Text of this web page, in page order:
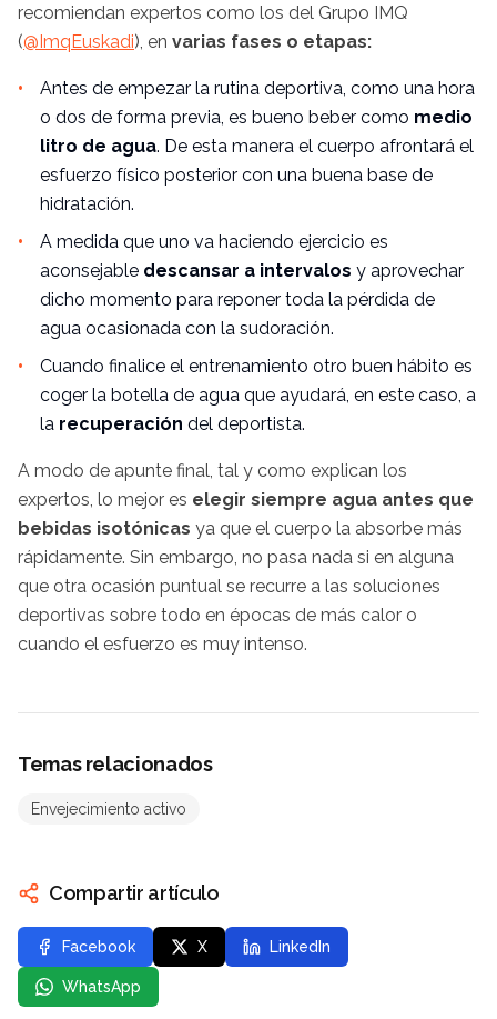
recomiendan expertos como los del Grupo IMQ
(@ImqEuskadi), en varias fases o etapas:
Antes de empezar la rutina deportiva, como una hora
o dos de forma previa, es bueno beber como medio
litro de agua. De esta manera el cuerpo afrontará el
esfuerzo físico posterior con una buena base de
hidratación.
A medida que uno va haciendo ejercicio es
aconsejable descansar a intervalos y aprovechar
dicho momento para reponer toda la pérdida de
agua ocasionada con la sudoración.
Cuando finalice el entrenamiento otro buen hábito es
coger la botella de agua que ayudará, en este caso, a
la recuperación del deportista.
A modo de apunte final, tal y como explican los
expertos, lo mejor es elegir siempre agua antes que
bebidas isotónicas ya que el cuerpo la absorbe más
rápidamente. Sin embargo, no pasa nada si en alguna
que otra ocasión puntual se recurre a las soluciones
deportivas sobre todo en épocas de más calor o
cuando el esfuerzo es muy intenso.
Temas relacionados
Envejecimiento activo
Compartir artículo
Facebook X LinkedIn
WhatsApp